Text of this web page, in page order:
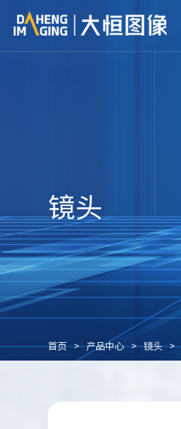
镜头
首页 > 产品中心 > 镜头 >